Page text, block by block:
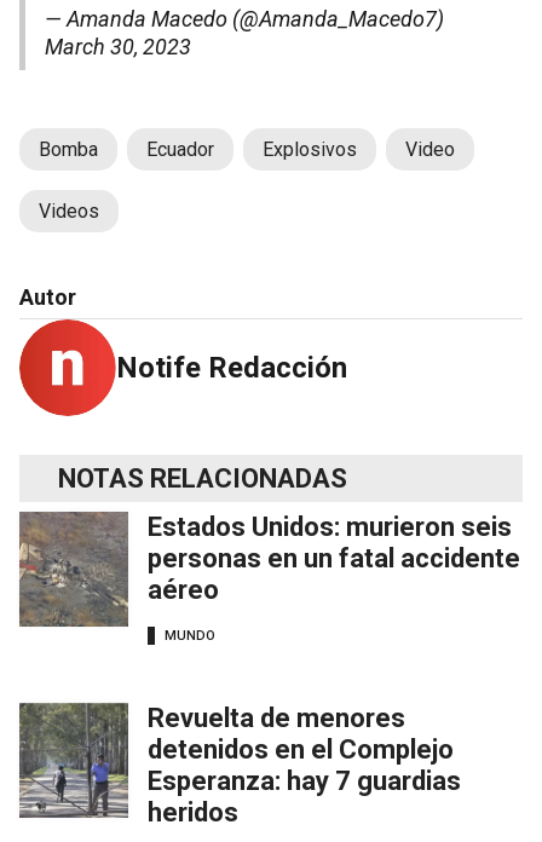
— Amanda Macedo (@Amanda_Macedo7)
March 30, 2023
Bomba Ecuador Explosivos Video
Videos
Autor
Notife Redacción
NOTAS RELACIONADAS
Estados Unidos: murieron seis
personas en un fatal accidente
aéreo
MUNDO
Revuelta de menores
detenidos en el Complejo
Esperanza: hay 7 guardias
heridos